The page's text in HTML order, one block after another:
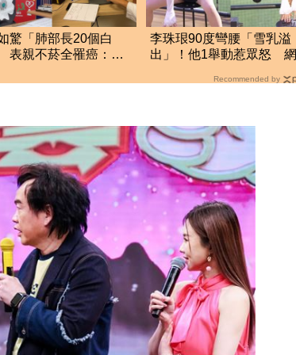
驚「肺部長20個白
親不菸全罹癌：比
李珠珢90度彎腰「雪乳溢
出」！他1舉動惹眾怒 網
Recommended by